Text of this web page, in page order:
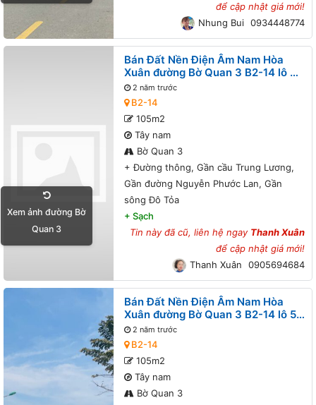
để cập nhật giá mới!
Nhung Bui 0934448774
Xem ảnh đường Bờ
Quan 3
Bán Đất Nền Điện Âm Nam Hòa
Xuân đường Bờ Quan 3 B2-14 lô 3x
- Đường thông, Gần cầu Trung
Lương, Gần đường Nguyễn Phước
Lan, Gần sông Đô Tỏa
2 năm trước
B2-14
105m2
Tây nam
Bờ Quan 3
+Đường thông, Gần cầu Trung Lương,
Gần đường Nguyễn Phước Lan, Gần
sông Đô Tỏa
+ Sạch
Tin này đã cũ, liên hệ ngay Thanh Xuân
để cập nhật giá mới!
Thanh Xuân
0905694684
Bán Đất Nền Điện Âm Nam Hòa
Xuân đường Bờ Quan 3 B2-14 lô 5x
- Đường thông, Gần cầu Trung
Lương, Gần đường Nguyễn Phước
Lan, Gần sông Đô Tỏa
2 năm trước
B2-14
105m2
Tây nam
Bờ Quan 3